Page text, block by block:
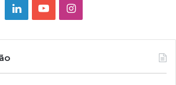
LinkedinYouTubeInstagram